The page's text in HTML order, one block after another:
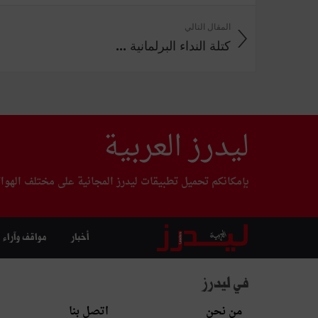
المقال التالي
كتلة النداء البرلمانية ...
ليدرز العربية
بإمكانكم تحميل تطبيقات ليدرز المجانية على مختلف
أخبار مواقف وآراء
في ليدرز
من نحن اتصل بنا